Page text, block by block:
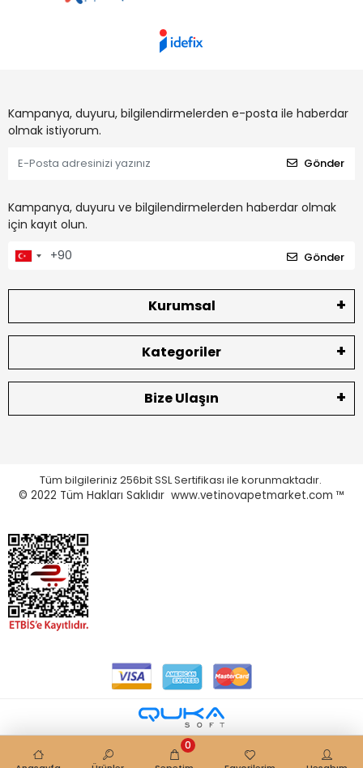
Kampanya, duyuru, bilgilendirmelerden e-posta ile haberdar
olmak istiyorum.
Gönder
Kampanya, duyuru ve bilgilendirmelerden haberdar olmak
için kayıt olun.
Gönder
Kurumsal
Kategoriler
Bize Ulaşın
Tüm bilgileriniz 256bit SSL Sertifikası ile korunmaktadır.
© 2022 Tüm Hakları Saklıdır www.vetinovapetmarket.com ™
0